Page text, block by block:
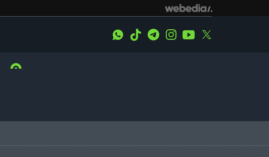
WhatsApp
Tiktok TelegramInstagramYoutube